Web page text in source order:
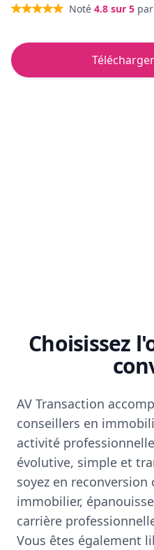
Noté 4.8 sur 5 par
Choisissez
AV Transaction
conseillers en
activité
évolutive, simple et
soyez en
immobilier,
carrière
Vous êtes également